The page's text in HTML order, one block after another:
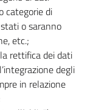
categorie di
o saranno
etc.;
rettifica dei dati
degli
in relazione